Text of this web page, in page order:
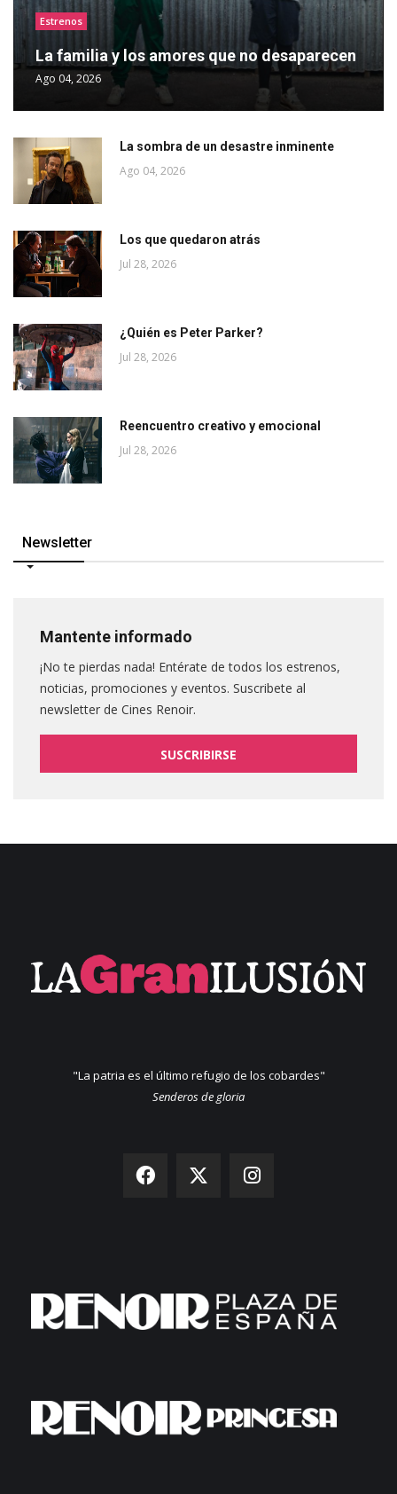
Estrenos
La familia y los amores que no desaparecen
Ago 04, 2026
La sombra de un desastre inminente
Ago 04, 2026
Los que quedaron atrás
Jul 28, 2026
¿Quién es Peter Parker?
Jul 28, 2026
Reencuentro creativo y emocional
Jul 28, 2026
Newsletter
Mantente informado
¡No te pierdas nada! Entérate de todos los estrenos,
noticias, promociones y eventos. Suscribete al
newsletter de Cines Renoir.
SUSCRIBIRSE
"La patria es el último refugio de los cobardes"
Senderos de gloria